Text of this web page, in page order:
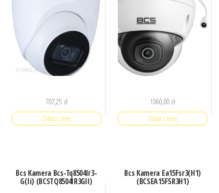
707,25 zł
Zobacz cenę
1060,00 zł
Zobacz cenę
Bcs Kamera Bcs-Tq8504Ir3-
G(Ii) (BCSTQ8504IR3GII)
Bcs Kamera Ea15Fsr3(H1)
(BCSEA15FSR3H1)